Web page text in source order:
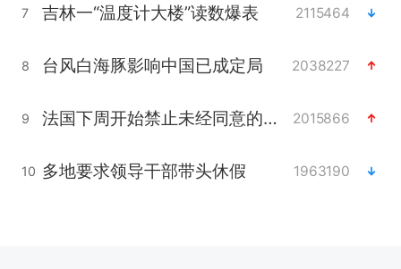
7 吉林一“温度计大楼”读数爆表 2115464
8 台风白海豚影响中国已成定局 2038227
9 法国下周开始禁止未经同意的电话营销 2015866
10 多地要求领导干部带头休假 1963190